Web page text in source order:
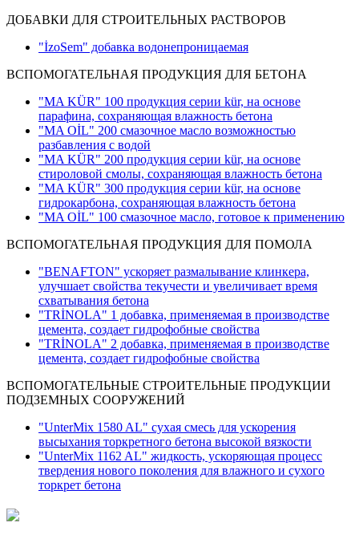
ДОБАВКИ ДЛЯ СТРОИТЕЛЬНЫХ РАСТВОРОВ
"İzoSem" добавка водонепроницаемая
ВСПОМОГАТЕЛЬНАЯ ПРОДУКЦИЯ ДЛЯ БЕТОНА
"MA KÜR" 100 продукция серии kür, на основе
парафина, сохраняющая влажность бетона
"MA OİL" 200 смазочное масло возможностью
разбавления с водой
"MA KÜR" 200 продукция серии kür, на основе
стироловой смолы, сохраняющая влажность бетона
"MA KÜR" 300 продукция серии kür, на основе
гидрокарбона, сохраняющая влажность бетона
"MA OİL" 100 смазочное масло, готовое к применению
ВСПОМОГАТЕЛЬНАЯ ПРОДУКЦИЯ ДЛЯ ПОМОЛА
"BENAFTON" ускоряет размалывание клинкера,
улучшает свойства текучести и увеличивает время
схватывания бетона
"TRİNOLA" 1 добавка, применяемая в производстве
цемента, создает гидрофобные свойства
"TRİNOLA" 2 добавка, применяемая в производстве
цемента, создает гидрофобные свойства
ВСПОМОГАТЕЛЬНЫЕ СТРОИТЕЛЬНЫЕ ПРОДУКЦИИ
ПОДЗЕМНЫХ СООРУЖЕНИЙ
"UnterMix 1580 AL" сухая смесь для ускорения
высыхания торкретного бетона высокой вязкости
"UnterMix 1162 AL" жидкость, ускоряющая процесс
твердения нового поколения для влажного и сухого
торкрет бетона